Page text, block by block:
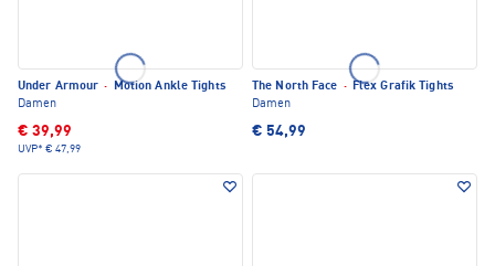
Under Armour ·
Motion Ankle Tights
Damen
€ 39,99
UVP* € 47,99
The North Face · Flex Grafik Tights
Damen
€ 54,99